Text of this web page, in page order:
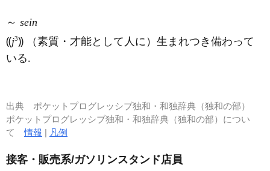
～ sein
⸨j3⸩ （素質・才能として人に）生まれつき備わって
いる.
出典 ポケットプログレッシブ独和・和独辞典（独和の部）
ポケットプログレッシブ独和・和独辞典（独和の部）につい
て情報 | 凡例
接客・販売系/ガソリンスタンド店員